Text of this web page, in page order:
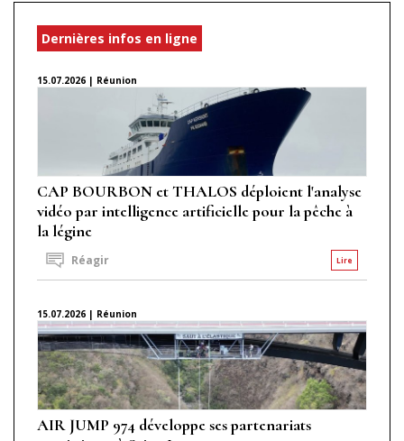
Dernières infos en ligne
15.07.2026 | Réunion
CAP BOURBON et THALOS déploient l'analyse
vidéo par intelligence artificielle pour la pêche à
la légine
Lire
Réagir
15.07.2026 | Réunion
AIR JUMP 974 développe ses partenariats